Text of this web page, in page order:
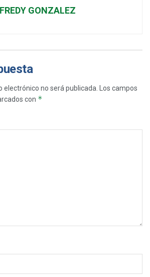
FREDY GONZALEZ
electrónico no será publicada.
Los campos
con *